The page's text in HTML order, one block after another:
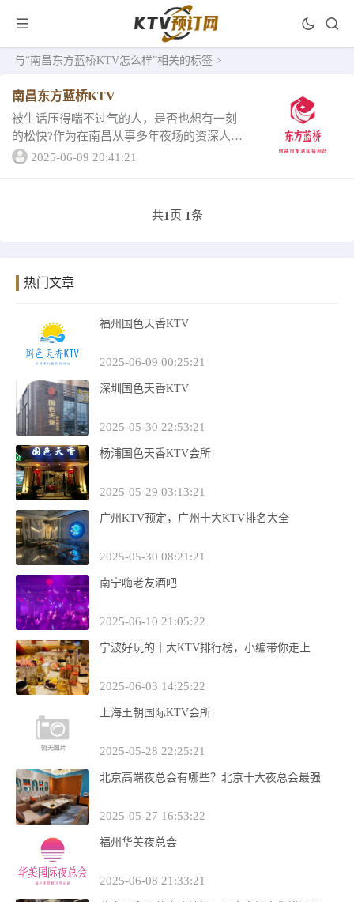
与“南昌东方蓝桥KTV怎么样”相关的标签 >
南昌东方蓝桥KTV
被生话压得喘不过气的人，是否也想有一刻
的松快?作为在南昌从事多年夜场的资深人
士，推荐南昌东方蓝桥KTV给你，超很好的
2025-06-09 20:41:21
共1 页 1条
热门文章
福州国色天香KTV
2025-06-09 00:25:21
深圳国色天香KTV
2025-05-30 22:53:21
杨浦国色天香KTV会所
2025-05-29 03:13:21
广州KTV预定，广州十大KTV排名大全
2025-05-30 08:21:21
南宁嗨老友酒吧
2025-06-10 21:05:22
宁波好玩的十大KTV排行榜，小编带你走上
2025-06-03 14:25:22
上海王朝国际KTV会所
2025-05-28 22:25:21
北京高端夜总会有哪些？北京十大夜总会最强
2025-05-27 16:53:22
福州华美夜总会
2025-06-08 21:33:21